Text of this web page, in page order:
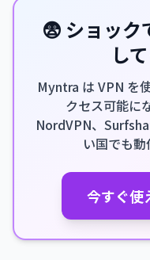
😨 ショック
し
Myntra は VPN を
クセス可能に
NordVPN、
い国でも動
今すぐ使